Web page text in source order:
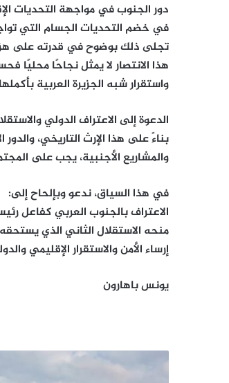
دور الجنوب في مواجهة التحديات
​في خضم التحديات الجسام التي
تجلى ذلك بوضوح في قدرته على
هذا الانتصار لا يمثل نجاحًا محليًا
واستقرار شبه الجزيرة العربية
الدعوة إلى الاعتراف الدولي
​بناءً على هذا الإرث التاريخي،
والمشاريع الأجنبية، يجب على
​في هذا السياق، ندعو وبإلحاح إلى:
​الاعتراف بالجنوب العربي كفاعل
​منحه الاستقلال الثاني الذي
إرساء الأمن والاستقرار الإقليمي
يونس باهارون